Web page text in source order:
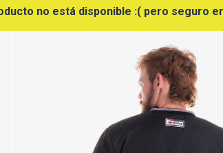
no está disponible :( pero seguro